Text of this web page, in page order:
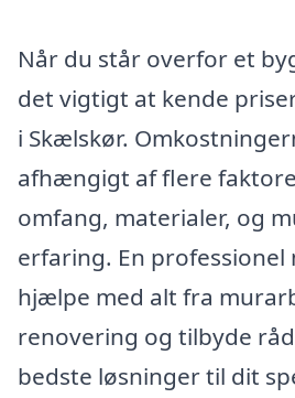
Når du står overfor et
det vigtigt at kende
i Skælskør.
afhængigt af flere
omfang, materialer, og
erfaring. En professionel
hjælpe med alt fra
renovering og tilbyde
bedste løsninger til dit